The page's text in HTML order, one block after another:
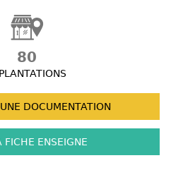
80
DOCUMENTATION
FICHE ENSEIGNE